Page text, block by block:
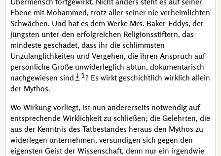
Ebene mit Mohammed, trotz aller seiner nie verheimlichten
Schwächen. Und hat es dem Werke Mrs. Baker-Eddys, der
jüngsten unter den erfolgreichen Religionsstiftern, das
mindeste geschadet, dass ihr die schlimmsten
Unzulänglichkeiten und Vergehen, die ihren Anspruch auf
persönliche Größe unwiderleglich abtun, dokumentarisch
nachgewiesen sind
1 ? Es wirkt geschichtlich wirklich allein
der Mythos.
Wo Wirkung vorliegt, ist nun andererseits notwendig auf
entsprechende Wirklichkeit zu schließen; die Gelehrten, die
aus der Kenntnis des Tatbestandes heraus den Mythos zu
widerlegen unternehmen, versündigen sich gegen den
eigensten Geist der Wissenschaft, denn nur ein irgendwie